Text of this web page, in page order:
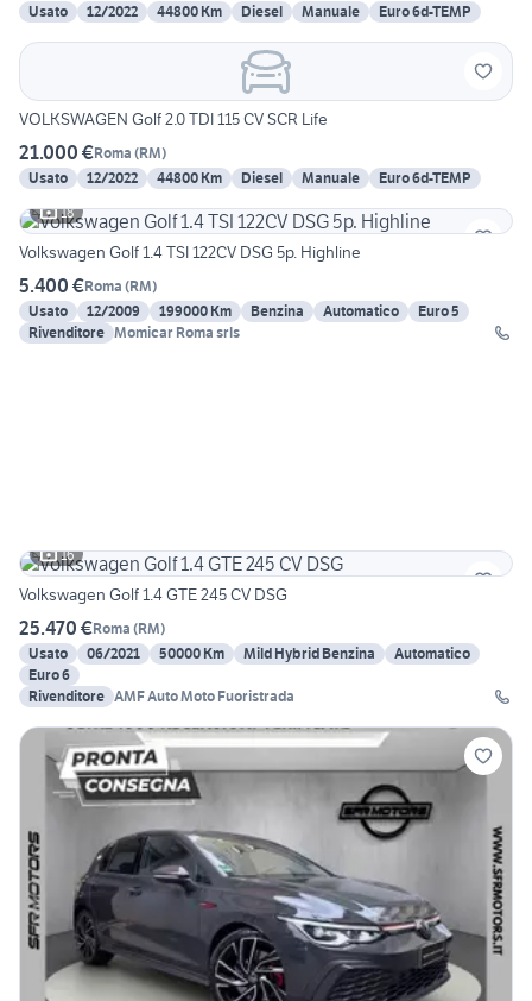
Usato
12/2022 44800 Km Diesel Manuale Euro 6d-TEMP
VOLKSWAGEN Golf 2.0 TDI 115 CV SCR Life
21.000 €Roma (RM)
Usato
12/2022 44800 Km Diesel Manuale
Euro 6d-TEMP
18
Volkswagen Golf 1.4 TSI 122CV DSG 5p. Highline
5.400 €Roma (RM)
Usato
12/2009 199000 Km Benzina Automatico
Euro 5
Rivenditore Momicar Roma srls
16
Volkswagen Golf 1.4 GTE 245 CV DSG
25.470 €Roma (RM)
Usato
06/2021 50000 Km Mild Hybrid Benzina
Automatico
Euro 6
Rivenditore AMF Auto Moto Fuoristrada